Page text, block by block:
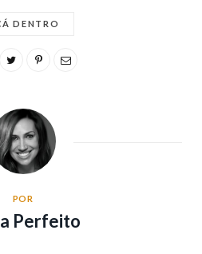
DENTRO
POR
Perfeito